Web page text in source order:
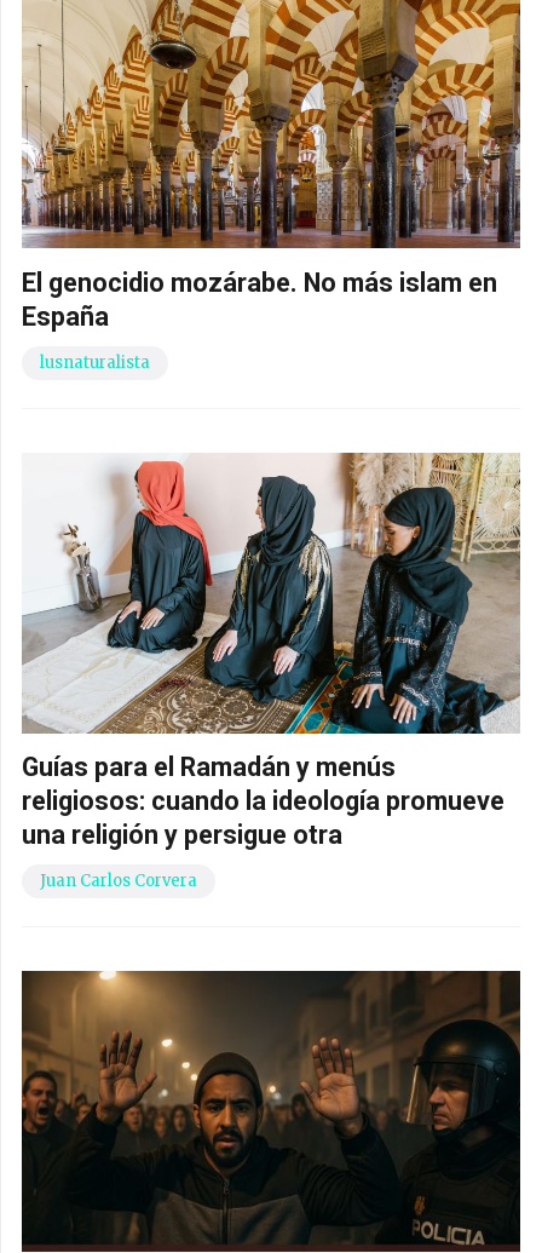
El genocidio mozárabe. No más islam en
España
lusnaturalista
Guías para el Ramadán y menús
religiosos: cuando la ideología promueve
una religión y persigue otra
Juan Carlos Corvera